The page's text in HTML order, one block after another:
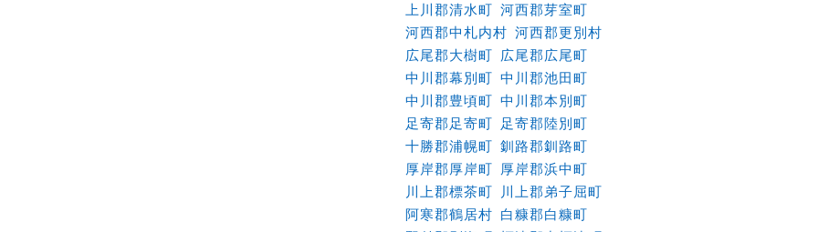
上川郡清水町 河西郡芽室町
河西郡中札内村 河西郡更別村
広尾郡大樹町 広尾郡広尾町
中川郡幕別町 中川郡池田町
中川郡豊頃町 中川郡本別町
足寄郡足寄町
足寄郡陸別町
十勝郡浦幌町 釧路郡釧路町
厚岸郡厚岸町
厚岸郡浜中町
川上郡標茶町
川上郡弟子屈町
阿寒郡鶴居村 白糠郡白糠町